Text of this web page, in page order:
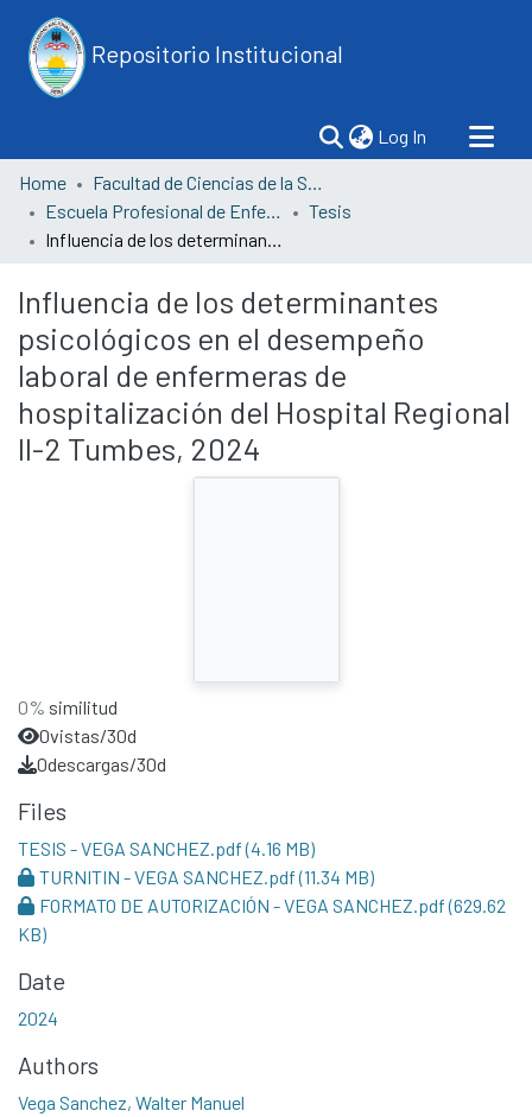
Repositorio Institucional
Log In (current)
Home
Facultad de Ciencias de la Salud
Escuela Profesional de Enfermería
Tesis
Influencia de los determinantes psicológicos en el desempeño laboral de enfermeras de hospitalización del Hospital Regional II-2 Tumbes, 2024
Influencia de los determinantes
psicológicos en el desempeño
laboral de enfermeras de
hospitalización del Hospital Regional
II-2 Tumbes, 2024
0% similitud
0vistas/30d
0descargas/30d
Files
TESIS - VEGA SANCHEZ.pdf(4.16 MB)
TURNITIN - VEGA SANCHEZ.pdf(11.34 MB)
FORMATO DE AUTORIZACIÓN - VEGA SANCHEZ.pdf(629.62
KB)
Date
2024
Authors
Vega Sanchez, Walter Manuel